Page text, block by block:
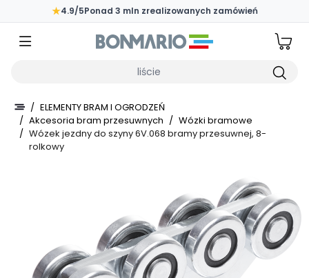
Przejdź do głównej zawartości strony
★4.9/5Ponad 3 mln zrealizowanych zamówień
/ ELEMENTY BRAM I OGRODZEŃ
/ Akcesoria bram przesuwnych / Wózki bramowe
/ Wózek jezdny do szyny 6V.068 bramy przesuwnej, 8-
rolkowy